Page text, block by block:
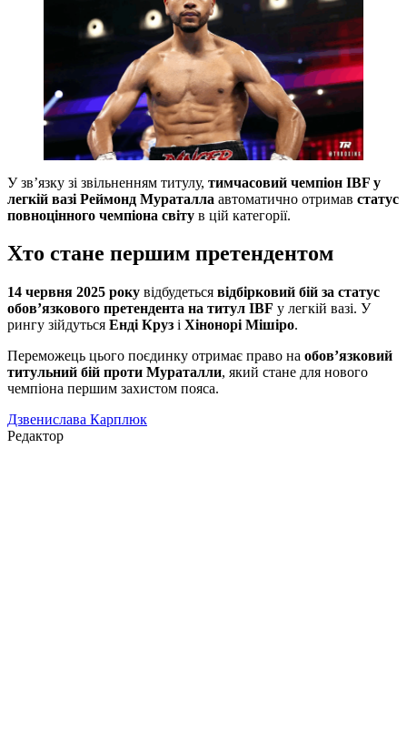
У зв’язку зі звільненням титулу, тимчасовий чемпіон IBF у
легкій вазі Реймонд Мураталла автоматично отримав статус
повноцінного чемпіона світу в цій категорії.
Хто стане першим претендентом
14 червня 2025 року відбудеться відбірковий бій за статус
обов’язкового претендента на титул IBF у легкій вазі. У
рингу зійдуться Енді Круз і Хінонорі Мішіро.
Переможець цього поєдинку отримає право на обов’язковий
титульний бій проти Мураталли, який стане для нового
чемпіона першим захистом пояса.
Дзвенислава Карплюк
Редактор